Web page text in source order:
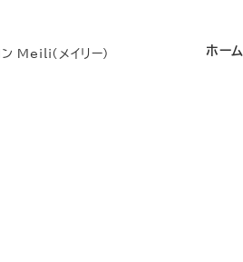
Meili（メイリー） ホーム